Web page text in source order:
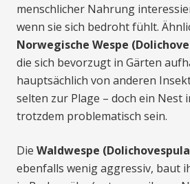
menschlicher Nahrung
wenn sie sich bedroht fühlt.
Norwegische Wespe
die sich bevorzugt in Gärten
hauptsächlich von anderen
selten zur Plage – doch ein Nest
trotzdem problematisch sein.
Die Waldwespe
ebenfalls wenig aggressiv, baut